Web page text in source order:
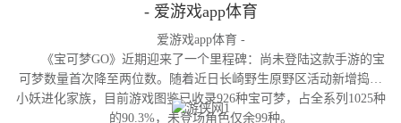
- 爱游戏app体育
爱游戏app体育 -
《宝可梦GO》近期迎来了一个里程碑：尚未登陆这款手游的宝
可梦数量首次降至两位数。随着近日长崎野生原野区活动新增捣蛋
小妖进化家族，目前游戏图鉴已收录926种宝可梦，占全系列1025种
的90.3%，未登场角色仅余99种。